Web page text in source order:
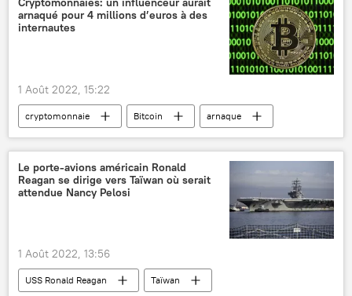
arnaqué pour 4 millions d’euros à des
internautes
1 Août 2022, 15:22
cryptomonnaie Bitcoin
arnaque
escroquerie
France
Le porte-avions américain Ronald
Reagan se dirige vers Taïwan où serait
attendue Nancy Pelosi
1 Août 2022, 13:56
USS Ronald Reagan
Taïwan